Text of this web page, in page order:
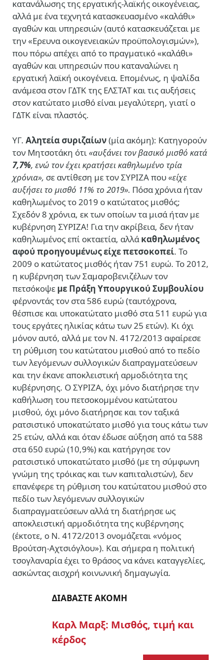
κατανάλωσης της εργατικής-λαϊκής οικογένειας,
αλλά με ένα τεχνητά κατασκευασμένο «καλάθι»
αγαθών και υπηρεσιών (αυτό κατασκευάζεται με
την «Ερευνα οικογενειακών προϋπολογισμών»),
που πόρω απέχει από το πραγματικό «καλάθι»
αγαθών και υπηρεσιών που καταναλώνει η
εργατική λαϊκή οικογένεια. Επομένως, η ψαλίδα
ανάμεσα στον ΓΔΤΚ της ΕΛΣΤΑΤ και τις αυξήσεις
στον κατώτατο μισθό είναι μεγαλύτερη, γιατί ο
ΓΔΤΚ είναι πλαστός.
ΥΓ. Αλητεία συριζαίων(μία ακόμη): Κατηγορούν
τον Μητσοτάκη ότι«αυξάνει τον βασικό μισθό κατά
7,7%, ενώ τον έχει κρατήσει καθηλωμένο τρία
χρόνια», σε αντίθεση με τον ΣΥΡΙΖΑ που«είχε
αυξήσει το μισθό 11% το 2019». Πόσα χρόνια ήταν
καθηλωμένος το 2019 ο κατώτατος μισθός;
Σχεδόν 8 χρόνια, εκ των οποίων τα μισά ήταν με
κυβέρνηση ΣΥΡΙΖΑ! Για την ακρίβεια, δεν ήταν
καθηλωμένος επί οκταετία, αλλάκαθηλωμένος
αφού προηγουμένως είχε πετσοκοπεί. Το
2009 ο κατώτατος μισθός ήταν 751 ευρώ. Το 2012,
η κυβέρνηση των Σαμαροβενιζέλων τον
πετσόκοψε με Πράξη Υπουργικού Συμβουλίου
φέρνοντάς τον στα 586 ευρώ (ταυτόχρονα,
θέσπισε και υποκατώτατο μισθό στα 511 ευρώ για
τους εργάτες ηλικίας κάτω των 25 ετών). Κι όχι
μόνον αυτό, αλλά με τον Ν. 4172/2013 αφαίρεσε
τη ρύθμιση του κατώτατου μισθού από το πεδίο
των λεγόμενων συλλογικών διαπραγματεύσεων
και την έκανε αποκλειστική αρμοδιότητα της
κυβέρνησης. Ο ΣΥΡΙΖΑ, όχι μόνο διατήρησε την
καθήλωση του πετσοκομμένου κατώτατου
μισθού, όχι μόνο διατήρησε και τον ταξικά
ρατσιστικό υποκατώτατο μισθό για τους κάτω των
25 ετών, αλλά και όταν έδωσε αύξηση από τα 588
στα 650 ευρώ (10,9%) και κατήργησε τον
ρατσιστικό υποκατώτατο μισθό (με τη σύμφωνη
γνώμη της τρόικας και των καπιταλιστών), δεν
επανέφερε τη ρύθμιση του κατώτατου μισθού στο
πεδίο των λεγόμενων συλλογικών
διαπραγματεύσεων αλλά τη διατήρησε ως
αποκλειστική αρμοδιότητα της κυβέρνησης
(έκτοτε, ο Ν. 4172/2013 ονομάζεται «νόμος
Βρούτση-Αχτσιόγλου»). Και σήμερα η πολιτική
τσογλαναρία έχει το θράσος να κάνει καταγγελίες,
ασκώντας αισχρή κοινωνική δημαγωγία.
ΔΙΑΒΑΣΤΕ ΑΚΟΜΗ
Καρλ Μαρξ: Μισθός, τιμή και
κέρδος